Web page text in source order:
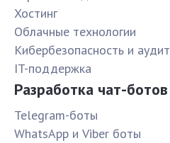
Хостинг
Облачные технологии
Кибербезопасность и аудит
IT-поддержка
Разработка чат-ботов
Telegram-боты
WhatsApp и Viber боты